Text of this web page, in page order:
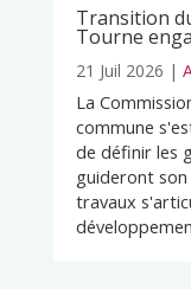
Transition
Tourne
21 Juil 2026 |
La
commune
de définir les
guideront son
travaux